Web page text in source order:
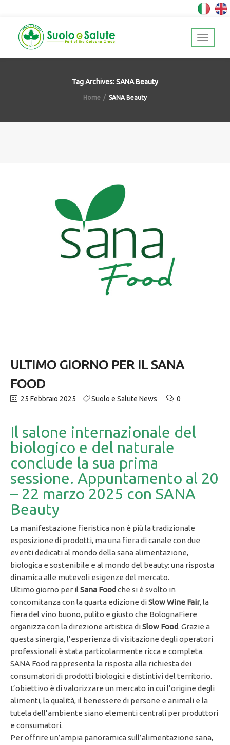
Tag Archives: SANA Beauty
Home SANA Beauty
ULTIMO GIORNO PER IL SANA
FOOD
25 Febbraio 2025 Suolo e Salute News 0
Il salone internazionale del
biologico e del naturale
conclude la sua prima
sessione. Appuntamento al 20
– 22 marzo 2025 con SANA
Beauty
La manifestazione fieristica non è più la tradizionale
esposizione di prodotti, ma una fiera di canale con due
eventi dedicati al mondo della sana alimentazione,
biologica e sostenibile e al mondo del beauty: una risposta
dinamica alle mutevoli esigenze del mercato.
Ultimo giorno per il Sana Food che si è svolto in
concomitanza con la quarta edizione diSlow Wine Fair, la
fiera del vino buono, pulito e giusto che BolognaFiere
organizza con la direzione artistica diSlow Food. Grazie a
questa sinergia, l’esperienza di visitazione degli operatori
professionali è stata particolarmente ricca e completa.
SANA Food rappresenta la risposta alla richiesta dei
consumatori di prodotti biologici e distintivi del territorio.
L’obiettivo è di valorizzare un mercato in cui l’origine degli
alimenti, la qualità, il benessere di persone e animali e la
tutela dell’ambiente siano elementi centrali per produttori
e consumatori.
Per offrire un’ampia panoramica sull’alimentazione sana,